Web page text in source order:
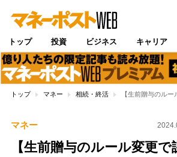
トップ 投資 ビジネス キャリア
トップ マネー 相続・終活 【生前贈与のル
マネー
【生前贈与のルール変更